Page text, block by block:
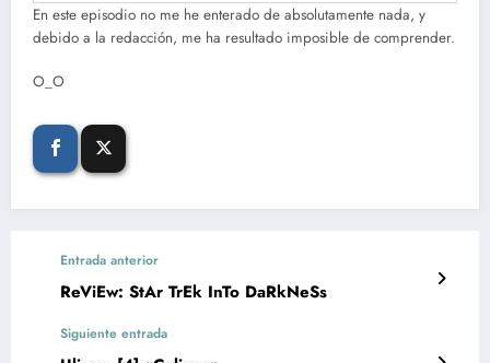
En este episodio no me he enterado de absolutamente nada, y
debido a la redacción, me ha resultado imposible de comprender.
O_O
Entrada anterior
ReViEw: StAr TrEk InTo DaRkNeSs
Siguiente entrada